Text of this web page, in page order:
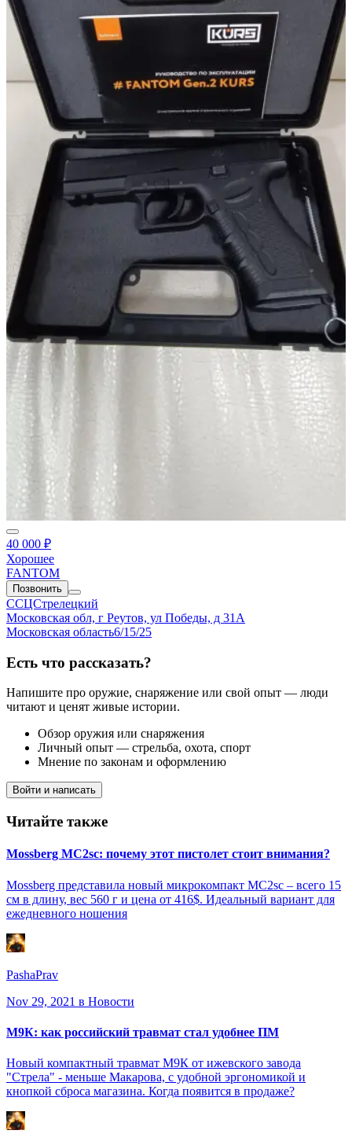
40 000 ₽
Хорошее
FANTOM
Позвонить
ССЦСтрелецкий
Московская обл, г Реутов, ул Победы, д 31А
Московская область6/15/25
Есть что рассказать?
Напишите про оружие, снаряжение или свой опыт — люди
читают и ценят живые истории.
Обзор оружия или снаряжения
Личный опыт — стрельба, охота, спорт
Мнение по законам и оформлению
Войти и написать
Читайте также
Mossberg MC2sc: почему этот пистолет стоит внимания?
Mossberg представила новый микрокомпакт MC2sc – всего 15
см в длину, вес 560 г и цена от 416$. Идеальный вариант для
ежедневного ношения
PashaPrav
Nov 29, 2021 в Новости
М9К: как российский травмат стал удобнее ПМ
Новый компактный травмат М9К от ижевского завода
"Стрела" - меньше Макарова, с удобной эргономикой и
кнопкой сброса магазина. Когда появится в продаже?